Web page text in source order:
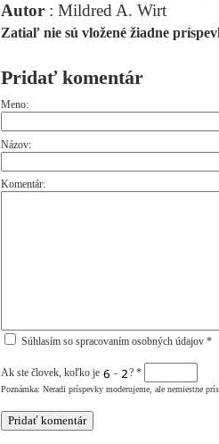
Autor : Mildred A. Wirt
Zatiaľ nie sú vložené žiadne
Pridať komentár
Meno:
Názov:
Komentár:
Súhlasím so spracovaním osobných údajov *
Ak ste človek, koľko je - ? *
Poznámka: Neradi príspevky moderujeme, ale nemiestne